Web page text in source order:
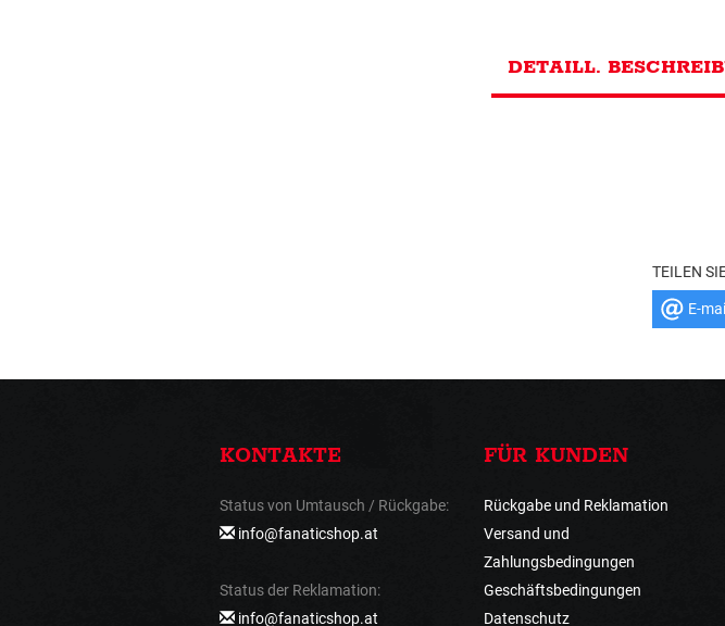
DETAILL.
TEILEN
E-mail
KONTAKTE
Status von Umtausch / Rückgabe:
info@fanaticshop.at
Status der Reklamation:
info@fanaticshop.at
FÜR KUNDEN
Rückgabe und Reklamation
Versand und
Zahlungsbedingungen
Geschäftsbedingungen
Datenschutz